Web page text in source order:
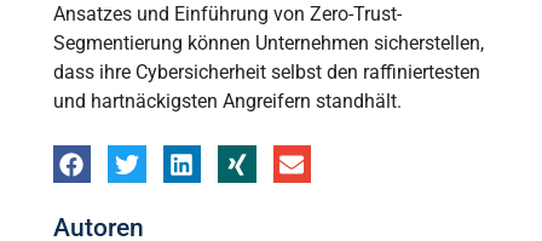
Ansatzes und Einführung von Zero-Trust-
Segmentierung können Unternehmen sicherstellen,
dass ihre Cybersicherheit selbst den raffiniertesten
und hartnäckigsten Angreifern standhält.
Autoren